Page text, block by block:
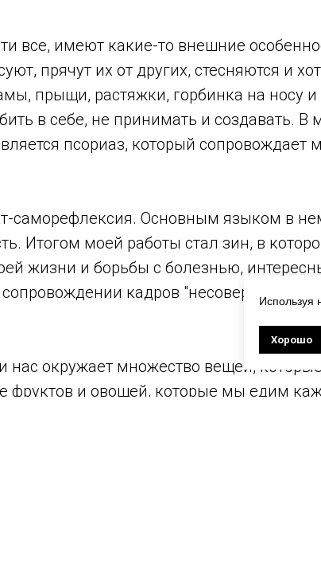
все, имеют какие-то внешние
прячут их от других, стесняются и
прыщи, растяжки, горбинка на носу и
в себе, не принимать и создавать. В
псориаз, который сопровождает
саморефлексия. Основным языком в
Итогом моей работы стал зин, в
жизни и борьбы с болезнью,
кадров "несовершенных"
нас окружает множество вещей,
фруктов и овощей, которые мы едим
Используя
Хорошо